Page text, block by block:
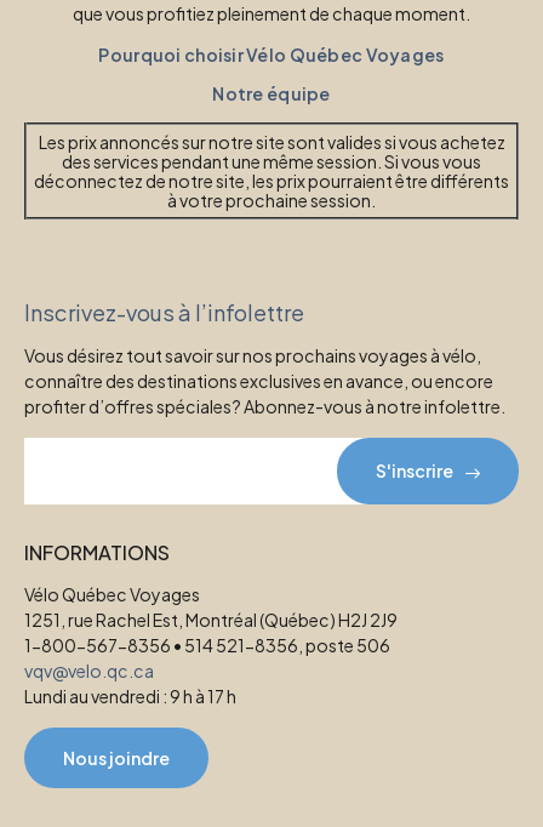
que vous profitiez pleinement de chaque moment.
Pourquoi choisir Vélo Québec Voyages
Notre équipe
Les prix annoncés sur notre site sont valides si vous achetez
des services pendant une même session. Si vous vous
déconnectez de notre site, les prix pourraient être différents
à votre prochaine session.
Inscrivez-vous à l’infolettre
Vous désirez tout savoir sur nos prochains voyages à vélo,
connaître des destinations exclusives en avance, ou encore
profiter d’offres spéciales? Abonnez-vous à notre infolettre.
S'inscrire
INFORMATIONS
Vélo Québec Voyages
1251, rue Rachel Est, Montréal (Québec) H2J 2J9
1-800-567-8356 • 514 521-8356, poste 506
vqv@velo.qc.ca
Lundi au vendredi : 9 h à 17 h
Nous joindre